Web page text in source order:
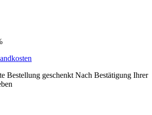
Bestellung geschenkt Nach Bestätigung Ihrer